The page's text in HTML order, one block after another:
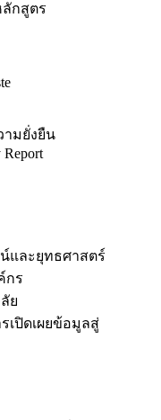
ลักสูตร
ามยั่งยืน
Report
และยุทธศาสตร์
กร
ย
เปิดเผยข้อมูลสู่